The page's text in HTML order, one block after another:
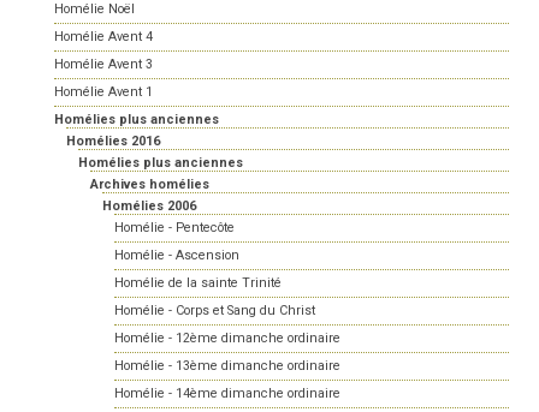
Homélie Noël
Homélie Avent 4
Homélie Avent 3
Homélie Avent 1
Homélies plus anciennes
Homélies 2016
Homélies plus anciennes
Archives homélies
Homélies 2006
Homélie - Pentecôte
Homélie - Ascension
Homélie de la sainte Trinité
Homélie - Corps et Sang du Christ
Homélie - 12ème dimanche ordinaire
Homélie - 13ème dimanche ordinaire
Homélie - 14ème dimanche ordinaire